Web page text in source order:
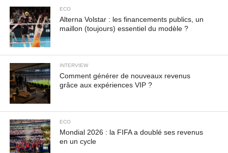
ECO
Alterna Volstar : les financements publics, un
maillon (toujours) essentiel du modèle ?
INTERVIEW
Comment générer de nouveaux revenus
grâce aux expériences VIP ?
ECO
Mondial 2026 : la FIFA a doublé ses revenus
en un cycle